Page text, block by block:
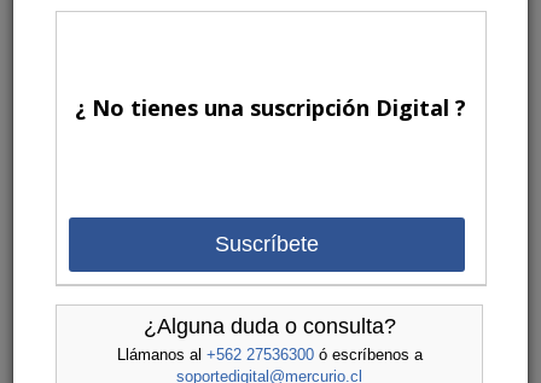
¿ No tienes una suscripción Digital ?
Suscríbete
¿Alguna duda o consulta?
Llámanos al +562 27536300ó escríbenos a
soportedigital@mercurio.cl